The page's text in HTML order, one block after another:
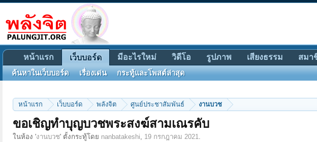
หน้าแรก เว็บบอร์ด พลังจิต ศูนย์ประชาสัมพันธ์ งานบวช
ขอเชิญทำบุญบวชพระสงฆ์สามเณรคับ
ในห้อง 'งานบวช' ตั้งกระทู้โดย nanbatakeshi, 19 กรกฎาคม 2021.
หน้าแรก เว็บบอร์ด
ค้นหาในเว็บบอร์ด เรื่องเด่น กระทู้และโพสต์ล่าสุด
มีอะไรใหม่ วิดีโอ รูปภาพ เสียงธรรม สมา